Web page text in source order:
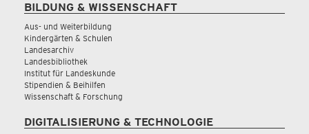
BILDUNG & WISSENSCHAFT
Aus- und Weiterbildung
Kindergärten & Schulen
Landesarchiv
Landesbibliothek
Institut für Landeskunde
Stipendien & Beihilfen
Wissenschaft & Forschung
DIGITALISIERUNG & TECHNOLOGIE